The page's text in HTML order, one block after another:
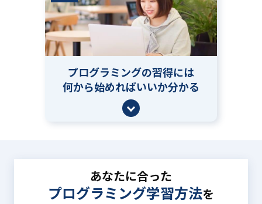
プログラミングの習得には
何から始めればいいか分かる
あなたに合った
プログラミング学習方法を